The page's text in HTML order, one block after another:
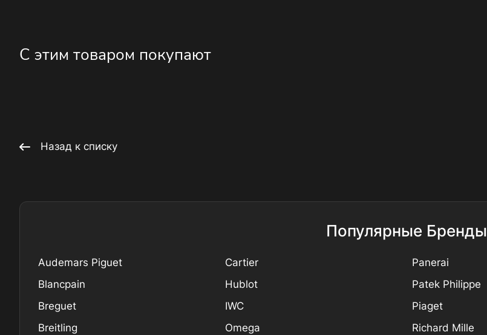
С этим товаром покупают
Назад к списку
Популярные Бренды
Audemars Piguet
Blancpain
Breguet
Breitling
Cartier
Hublot
IWC
Omega
Panerai
Patek Philippe
Piaget
Richard Mille